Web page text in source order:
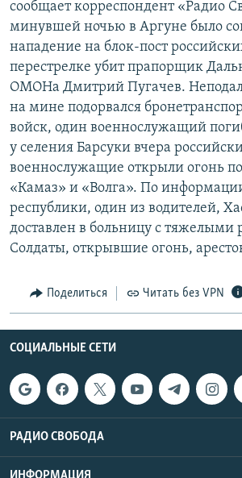
сообщает корреспондент «Радио
минувшей ночью в Аргуне было
нападение на блок-пост
перестрелке убит прапорщик
ОМОНа Дмитрий Пугачев.
на мине подорвался
войск, один военнослужащий
у селения Барсуки вчера
военнослужащие открыли огонь
«Камаз» и «Волга». По
республики, один из водителей,
доставлен в больницу с тяжелыми
Солдаты, открывшие огонь,
Поделиться Читать без VPN
СОЦИАЛЬНЫЕ СЕТИ
РАДИО СВОБОДА
ИНФОРМАЦИЯ